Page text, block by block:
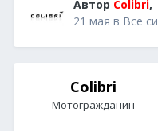
Автор Colibri,
21 мая в Все
Colibri
Мотогражданин